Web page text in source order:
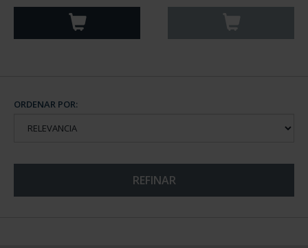
ORDENAR POR:
REFINAR